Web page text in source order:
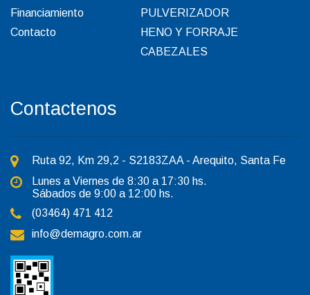
Financiamiento
Contacto
PULVERIZADOR
HENO Y FORRAJE
CABEZALES
Contactenos
Ruta 92, Km 29,2 - S2183ZAA - Arequito, Santa Fe
Lunes a Viernes de 8:30 a 17:30 hs.
Sábados de 9:00 a 12:00 hs.
(03464) 471 412
info@demagro.com.ar